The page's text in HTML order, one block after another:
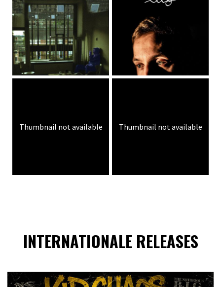
Thumbnail not available Thumbnail not available
INTERNATIONALE RELEASES